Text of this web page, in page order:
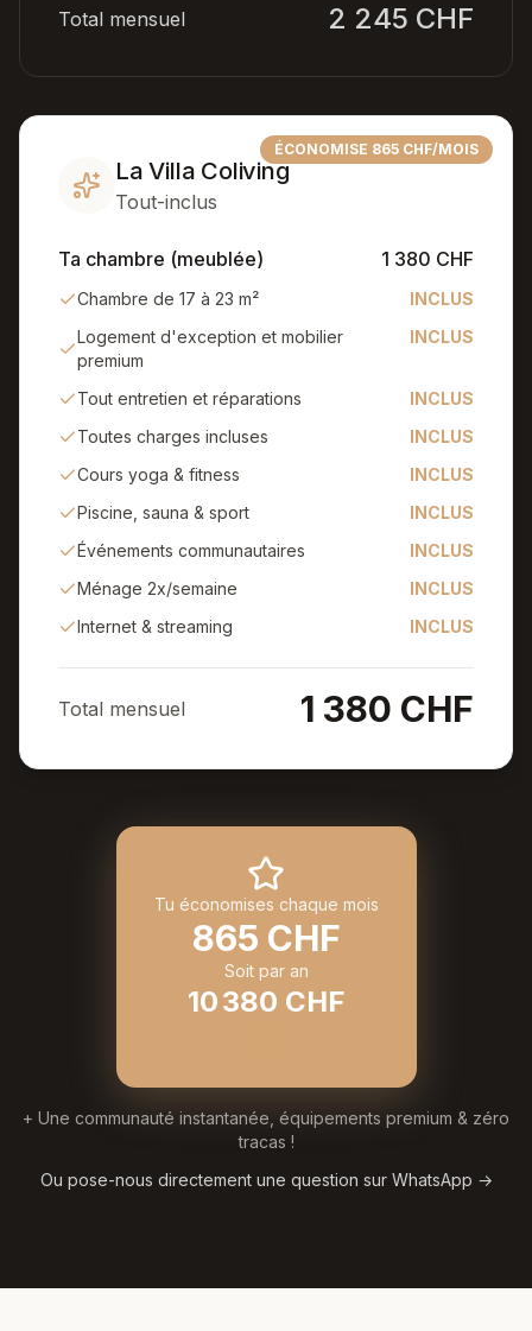
Total mensuel 2 245 CHF
ÉCONOMISE 865 CHF/MOIS
La Villa Coliving
Tout-inclus
Ta chambre (meublée) 1 380 CHF
Chambre de 17 à 23 m²
INCLUS
Logement d'exception et mobilier
premium
INCLUS
Tout entretien et réparations
INCLUS
Toutes charges incluses
INCLUS
Cours yoga & fitness
INCLUS
Piscine, sauna & sport
INCLUS
Événements communautaires
INCLUS
Ménage 2x/semaine
INCLUS
Internet & streaming
INCLUS
Total mensuel 1 380 CHF
Tu économises chaque mois
865 CHF
Soit par an
10 380 CHF
+ Une communauté instantanée, équipements premium & zéro
tracas !
Ou pose-nous directement une question sur WhatsApp →